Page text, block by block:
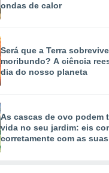
ondas de calor
Será que a Terra
moribundo? A ciência
dia do nosso planeta
As cascas de ovo podem
vida no seu jardim: eis
corretamente com as